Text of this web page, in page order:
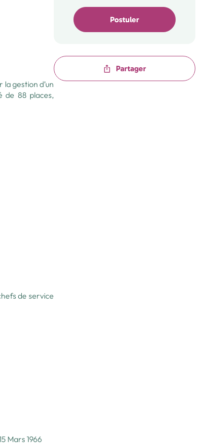
gestion d’un
de 88 places,
de service
Mars 1966
Postuler
Partager